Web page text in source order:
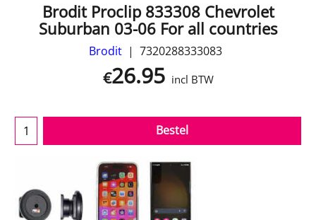
Brodit Proclip 833308 Chevrolet
Suburban 03-06 For all countries
Brodit 7320288333083
€26.95 incl BTW
Bestel